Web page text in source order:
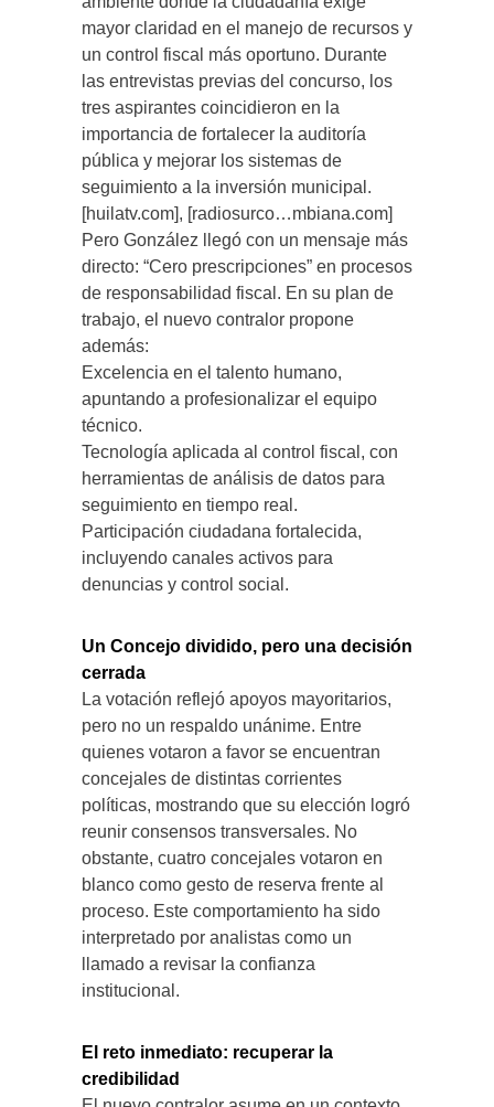
mayor claridad en el manejo de recursos y
un control fiscal más oportuno. Durante
las entrevistas previas del concurso, los
tres aspirantes coincidieron en la
importancia de fortalecer la auditoría
pública y mejorar los sistemas de
seguimiento a la inversión municipal.
[huilatv.com], [radiosurco…mbiana.com]
Pero González llegó con un mensaje más
directo: “Cero prescripciones” en procesos
de responsabilidad fiscal. En su plan de
trabajo, el nuevo contralor propone
además:
Excelencia en el talento humano,
apuntando a profesionalizar el equipo
técnico.
Tecnología aplicada al control fiscal, con
herramientas de análisis de datos para
seguimiento en tiempo real.
Participación ciudadana fortalecida,
incluyendo canales activos para
denuncias y control social.
Un Concejo dividido, pero una decisión
cerrada
La votación reflejó apoyos mayoritarios,
pero no un respaldo unánime. Entre
quienes votaron a favor se encuentran
concejales de distintas corrientes
políticas, mostrando que su elección logró
reunir consensos transversales. No
obstante, cuatro concejales votaron en
blanco como gesto de reserva frente al
proceso. Este comportamiento ha sido
interpretado por analistas como un
llamado a revisar la confianza
institucional.
El reto inmediato: recuperar la
credibilidad